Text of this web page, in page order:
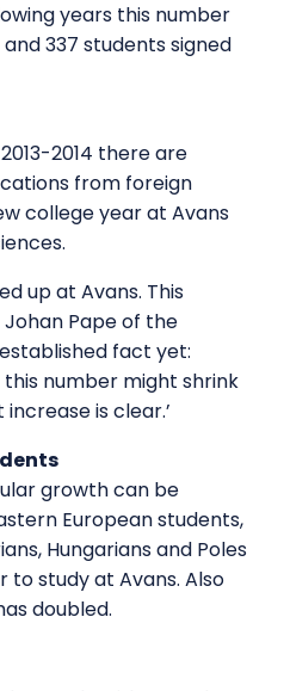
years this number
and 337 students signed
2014 there are
from foreign
college year at Avans
up at Avans. This
Pape of the
fact yet:
this number might shrink
is clear.’
growth can be
European students,
Hungarians and Poles
to study at Avans. Also
doubled.